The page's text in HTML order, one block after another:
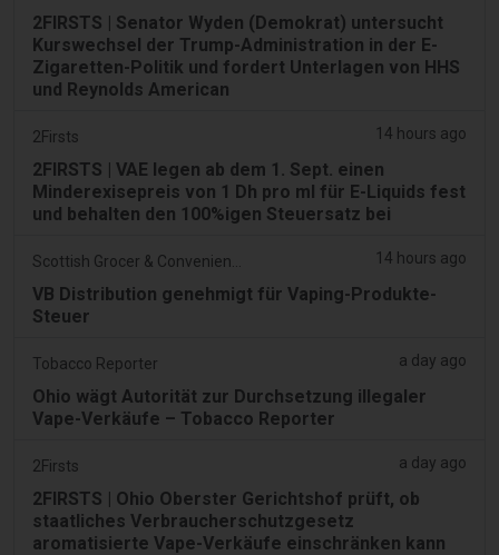
2FIRSTS | Senator Wyden (Demokrat) untersucht
Kurswechsel der Trump-Administration in der E-
Zigaretten-Politik und fordert Unterlagen von HHS
und Reynolds American
2Firsts 14 hours ago
2FIRSTS | VAE legen ab dem 1. Sept. einen
Minderexisepreis von 1 Dh pro ml für E-Liquids fest
und behalten den 100%igen Steuersatz bei
14 hours ago
VB Distribution genehmigt für Vaping-Produkte-
Steuer
Tobacco Reporter a day ago
Ohio wägt Autorität zur Durchsetzung illegaler
Vape-Verkäufe – Tobacco Reporter
2Firsts a day ago
2FIRSTS | Ohio Oberster Gerichtshof prüft, ob
staatliches Verbraucherschutzgesetz
aromatisierte Vape-Verkäufe einschränken kann